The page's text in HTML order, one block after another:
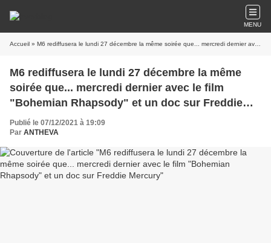
MENU
Accueil » M6 rediffusera le lundi 27 décembre la même soirée que... mercredi dernier avec le film "Bohemian Rhapsody" et un doc sur Freddie Mercury
M6 rediffusera le lundi 27 décembre la même
soirée que... mercredi dernier avec le film
"Bohemian Rhapsody" et un doc sur Freddie
Mercury
Publié le 07/12/2021 à 19:09
Par ANTHEVA